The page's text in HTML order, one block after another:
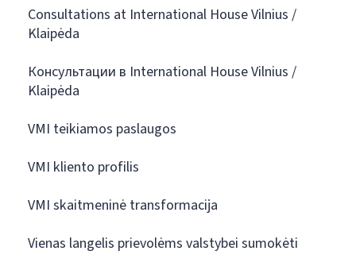
Consultations at International House Vilnius /
Klaipėda
Консультации в International House Vilnius /
Klaipėda
VMI teikiamos paslaugos
VMI kliento profilis
VMI skaitmeninė transformacija
Vienas langelis prievolėms valstybei sumokėti